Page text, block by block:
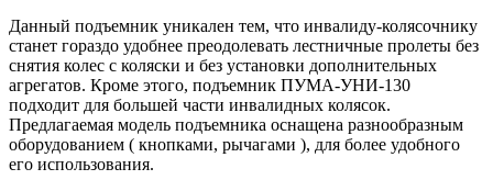
Данный подъемник уникален тем, что инвалиду-колясочнику
станет гораздо удобнее преодолевать лестничные пролеты без
снятия колес с коляски и без установки дополнительных
агрегатов. Кроме этого, подъемник ПУМА-УНИ-130
подходит для большей части инвалидных колясок.
Предлагаемая модель подъемника оснащена разнообразным
оборудованием ( кнопками, рычагами ), для более удобного
его использования.